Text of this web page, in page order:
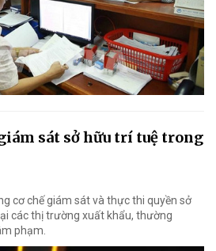
sát sở hữu trí tuệ trong
cơ chế giám sát và thực thi quyền sở
các thị trường xuất khẩu, thường
phạm.